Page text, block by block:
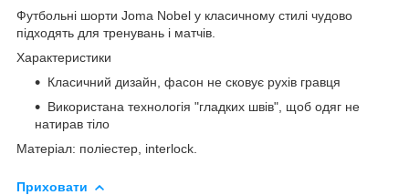
Футбольні шорти Joma Nobel у класичному стилі чудово
підходять для тренувань і матчів.
Характеристики
Класичний дизайн, фасон не сковує рухів гравця
Використана технологія "гладких швів", щоб одяг не
натирав тіло
Матеріал: поліестер, interlock.
Приховати